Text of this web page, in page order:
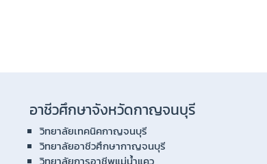
อาชีวศึกษาจังหวัดกาญจนบุรี
วิทยาลัยเทคนิคกาญจนบุรี
วิทยาลัยอาชีวศึกษากาญจนบุรี